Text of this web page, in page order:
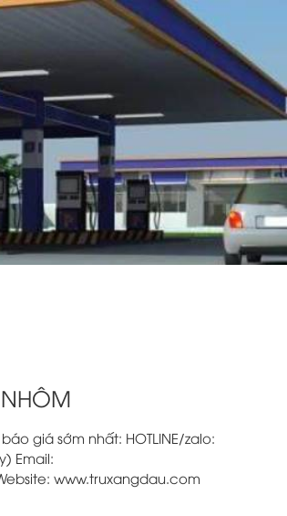
giá sớm nhất: HOTLINE/zalo:
Email:
www.truxangdau.com